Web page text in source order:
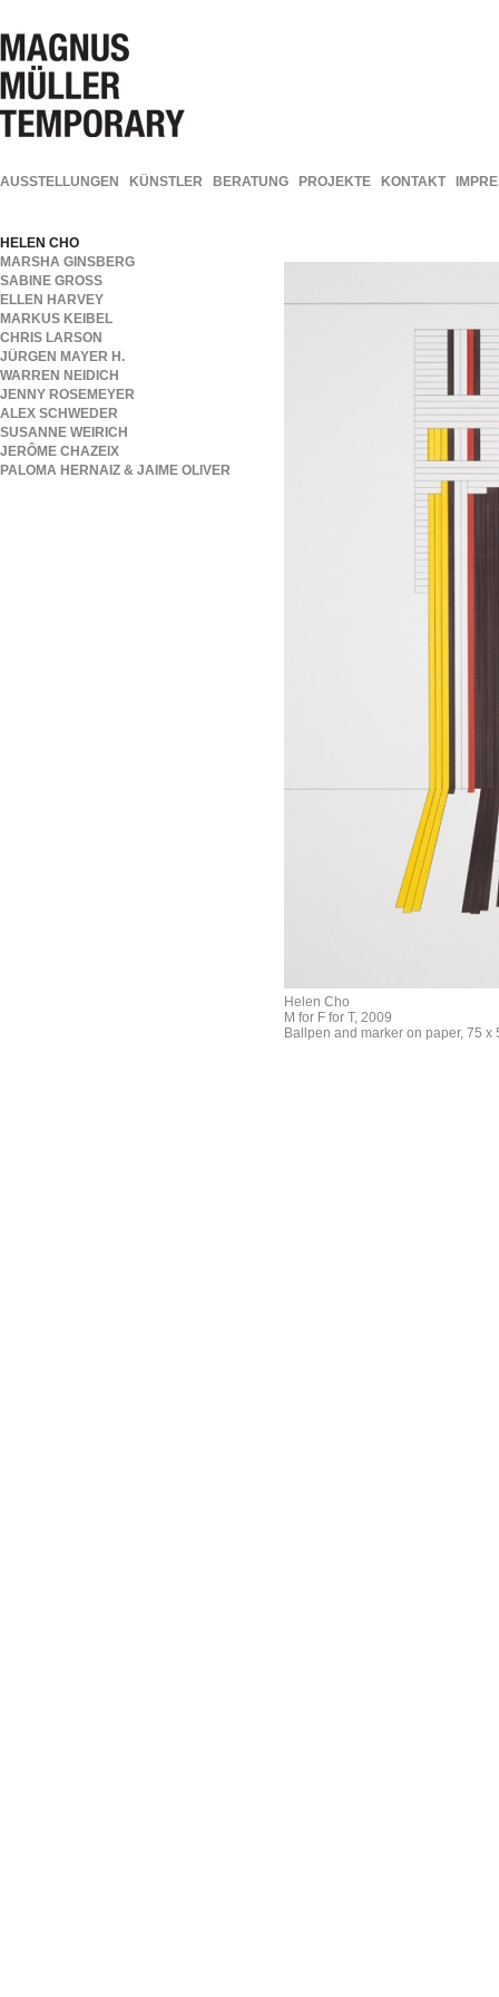
AUSSTELLUNGEN KÜNSTLER BERATUNG PROJEKTE KONTAKT
HELEN CHO
MARSHA GINSBERG
SABINE GROSS
ELLEN HARVEY
MARKUS KEIBEL
CHRIS LARSON
JÜRGEN MAYER H.
WARREN NEIDICH
JENNY ROSEMEYER
ALEX SCHWEDER
SUSANNE WEIRICH
JERÔME CHAZEIX
PALOMA HERNAIZ & JAIME OLIVER
Helen Cho
M for F for T, 2009
Ballpen and marker on paper, 75 x